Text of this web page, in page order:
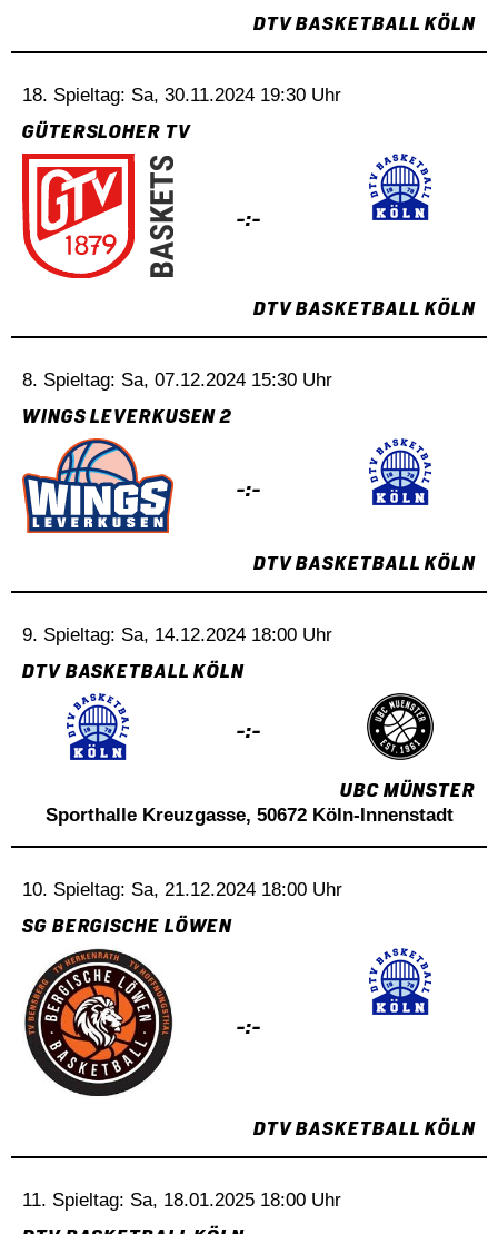
DTV BASKETBALL KÖLN
18. Spieltag: Sa, 30.11.2024 19:30 Uhr
GÜTERSLOHER TV
-:-
DTV BASKETBALL KÖLN
8. Spieltag: Sa, 07.12.2024 15:30 Uhr
WINGS LEVERKUSEN 2
-:-
DTV BASKETBALL KÖLN
9. Spieltag: Sa, 14.12.2024 18:00 Uhr
DTV BASKETBALL KÖLN
-:-
UBC MÜNSTER
Sporthalle Kreuzgasse, 50672 Köln-Innenstadt
10. Spieltag: Sa, 21.12.2024 18:00 Uhr
SG BERGISCHE LÖWEN
-:-
DTV BASKETBALL KÖLN
11. Spieltag: Sa, 18.01.2025 18:00 Uhr